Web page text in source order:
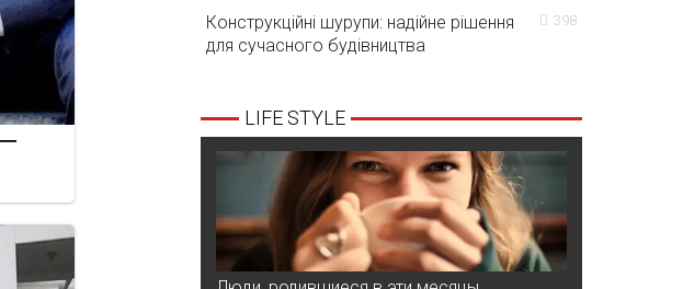
Конструкційні шурупи: надійне рішення
для сучасного будівництва
398
LIFE STYLE